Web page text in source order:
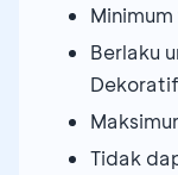
Berlaku
Dekoratif
Tidak